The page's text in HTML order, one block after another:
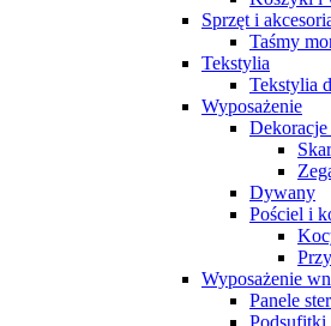
Sprzęt i
Taśmy
Tekstylia
Tekstylia
Wyposażenie
Dywany
Pościel i
Wyposażenie
Panele
Podsufitki